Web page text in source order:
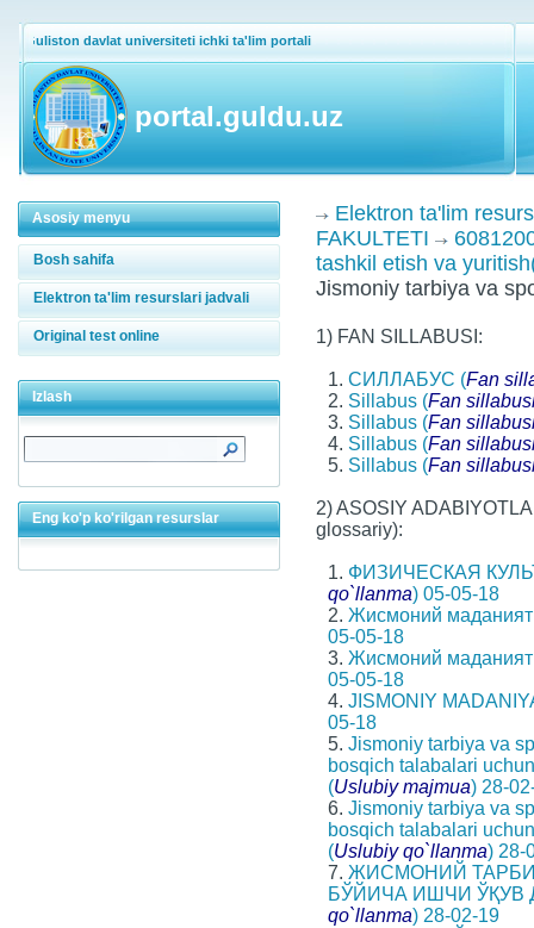
Guliston davlat universiteti ichki ta'lim portali
portal.guldu.uz
Asosiy menyu
Bosh sahifa
Elektron ta'lim resurslari jadvali
Original test online
Izlash
Eng ko'p ko'rilgan resurslar
Elektron ta'lim
FAKULTETI
tashkil etish va
Jismoniy tarbiya va
1) FAN SILLABUSI:
1. СИЛЛАБУС (Fan
2. Sillabus (Fan
3. Sillabus (Fan
4. Sillabus (Fan
5. Sillabus (Fan
2) ASOSIY
glossariy):
1. ФИЗИЧЕСКАЯ
qo`llanma) 05-05-18
2. Жисмоний маданият
05-05-18
3. Жисмоний маданият
05-05-18
4. JISMONIY
05-18
5. Jismoniy tarbiya va
bosqich talabalari
(Uslubiy majmua) 28-
6. Jismoniy tarbiya va
bosqich talabalari
(Uslubiy qo`llanma) 28-
7. ЖИСМОНИЙ
БЎЙИЧА ИШЧИ ЎҚУВ
qo`llanma) 28-02-19